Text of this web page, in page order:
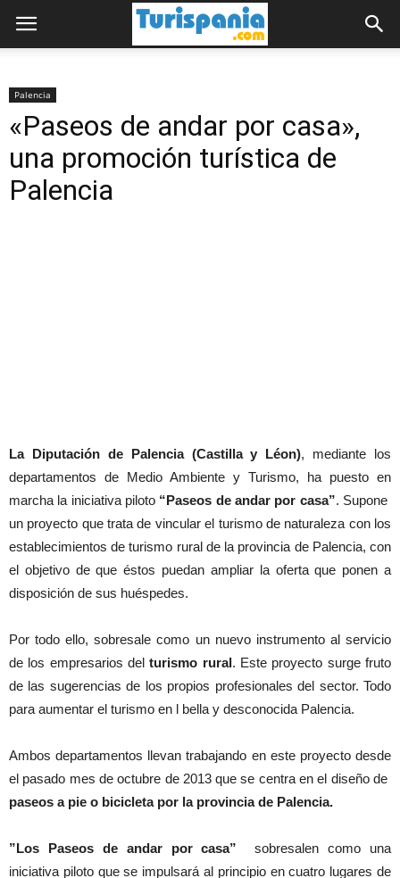
Palencia
«Paseos de andar por casa»,
una promoción turística de
Palencia
La Diputación de Palencia (Castilla y Léon), mediante los
departamentos de Medio Ambiente y Turismo, ha puesto en
marcha la iniciativa piloto “Paseos de andar por casa”. Supone
un proyecto que trata de vincular el turismo de naturaleza con los
establecimientos de turismo rural de la provincia de Palencia, con
el objetivo de que éstos puedan ampliar la oferta que ponen a
disposición de sus huéspedes.
Por todo ello, sobresale como un nuevo instrumento al servicio
de los empresarios delturismo rural. Este proyecto surge fruto
de las sugerencias de los propios profesionales del sector. Todo
para aumentar el turismo en l bella y desconocida Palencia.
Ambos departamentos llevan trabajando en este proyecto desde
el pasado mes de octubre de 2013 que se centra en el diseño de
paseos a pie o bicicleta por la provincia de Palencia.
”Los Paseos de andar por casa” sobresalen como una
iniciativa piloto que se impulsará al principio en cuatro lugares de